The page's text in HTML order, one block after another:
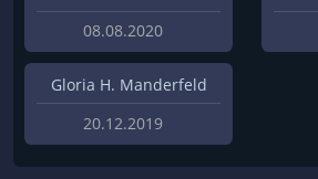
08.08.2020
Gloria H. Manderfeld
20.12.2019